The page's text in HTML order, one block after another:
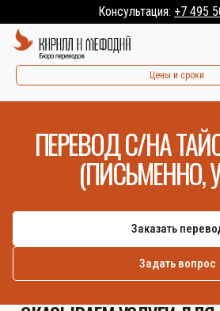
Консультация: +7 495
Цены и сроки
ПЕРЕВОД С/НА
(ПИСЬМЕННО,
Заказать
Задать вопрос